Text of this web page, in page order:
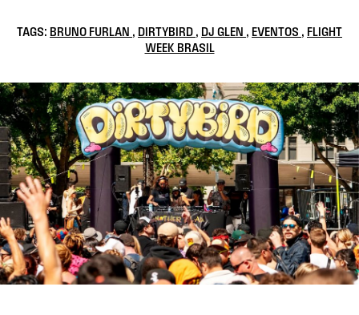
TAGS: BRUNO FURLAN , DIRTYBIRD , DJ GLEN , EVENTOS , FLIGHT
WEEK BRASIL